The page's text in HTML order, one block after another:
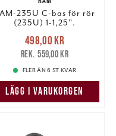
eller som de har
tjänster.
235U C-bas för rör
(235U) 1-1,25".
Nuvarande pris
498,00 krTidigare pris
559,00 kr
498,00 kr
559,00 kr
FLER ÄN 6 ST KVAR
LÄGG I VARUKORGEN